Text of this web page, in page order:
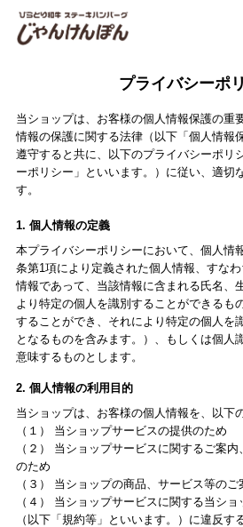
プライバシーポ
当ショップは、お客様の個人情報保護の重
情報の保護に関する法律（以下「個人情報
遵守すると共に、以下のプライバシーポリ
ーポリシー」といいます。）に従い、適切
す。
1. 個人情報の定義
本プライバシーポリシーにおいて、個人情
条第1項により定義された個人情報、すな
情報であって、当該情報に含まれる氏名、
より特定の個人を識別することができるも
することができ、それにより特定の個人を
となるものを含みます。）、もしくは個人
意味するものとします。
2. 個人情報の利用目的
当ショップは、お客様の個人情報を、以下
（１） 当ショップサービスの提供のため
（２） 当ショップサービスに関するご案
のため
（３） 当ショップの商品、サービス等のご
（４） 当ショップサービスに関する当シ
（以下「規約等」といいます。）に違反す